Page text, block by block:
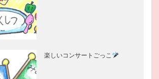
楽しいコンサートごっこ